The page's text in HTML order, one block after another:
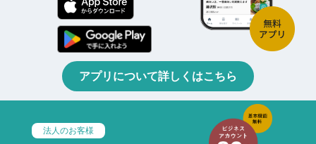
アプリについて詳しくはこちら
法人のお客様